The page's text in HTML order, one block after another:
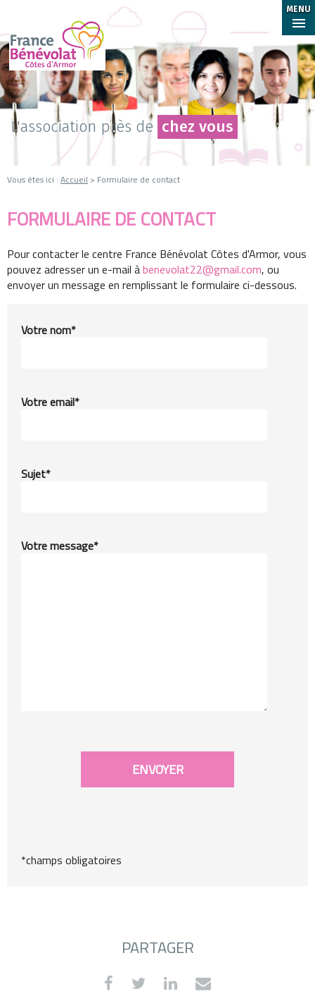
MENU
L'association près de chez vous
Vous êtes ici : Accueil > Formulaire de contact
FORMULAIRE DE CONTACT
Pour contacter le centre France Bénévolat Côtes d'Armor, vous
pouvez adresser un e-mail àbenevolat22@gmail.com, ou
envoyer un message en remplissant le formulaire ci-dessous.
Votre nom*
Votre email*
Sujet*
Votre message*
*champs obligatoires
PARTAGER